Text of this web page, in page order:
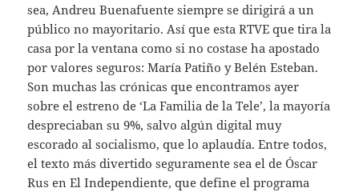
sea, Andreu Buenafuente siempre se dirigirá a un
público no mayoritario. Así que esta RTVE que tira la
casa por la ventana como si no costase ha apostado
por valores seguros: María Patiño y Belén Esteban.
Son muchas las crónicas que encontramos ayer
sobre el estreno de ‘La Familia de la Tele’, la mayoría
despreciaban su 9%, salvo algún digital muy
escorado al socialismo, que lo aplaudía. Entre todos,
el texto más divertido seguramente sea el de Óscar
Rus en El Independiente, que define el programa